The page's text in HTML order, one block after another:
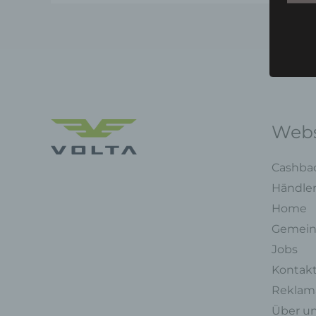
Home
Jobs
Kontakt
Über